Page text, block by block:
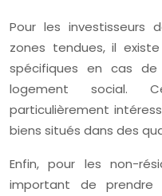
Pour les investisseurs
zones tendues, il
spécifiques en cas
logement social.
particulièrement
biens situés dans des
Enfin, pour les non-
important de